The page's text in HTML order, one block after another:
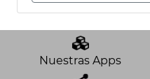
Nuestras Apps